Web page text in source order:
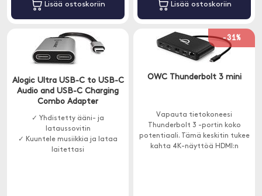
Lisää ostoskoriin Lisää ostoskoriin
Alogic Ultra USB-C to USB-C
Audio and USB-C Charging
Combo Adapter
✓ Yhdistetty ääni- ja
lataussovitin
✓ Kuuntele musiikkia ja lataa
laitettasi
-31%
OWC Thunderbolt 3 mini
Vapauta tietokoneesi
Thunderbolt 3 -portin koko
potentiaali. Tämä keskitin tukee
kahta 4K-näyttöä HDMI:n